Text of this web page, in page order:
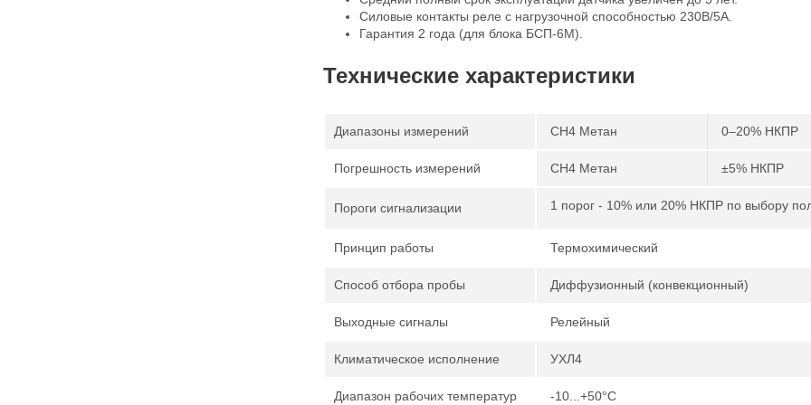
Силовые контакты реле с нагрузочной способностью 230В/5А.
Гарантия 2 года (для блока БСП-6М).
Технические характеристики
Диапазоны измерений CH4 Метан 0–20% НКПР
Погрешность измерений CH4 Метан ±5% НКПР
Пороги сигнализации 1 порог - 10% или 20% НКПР по выбору
Принцип работы Термохимический
Способ отбора пробы Диффузионный (конвекционный)
Выходные сигналы Релейный
Климатическое исполнение УХЛ4
Диапазон рабочих температур -10...+50°С